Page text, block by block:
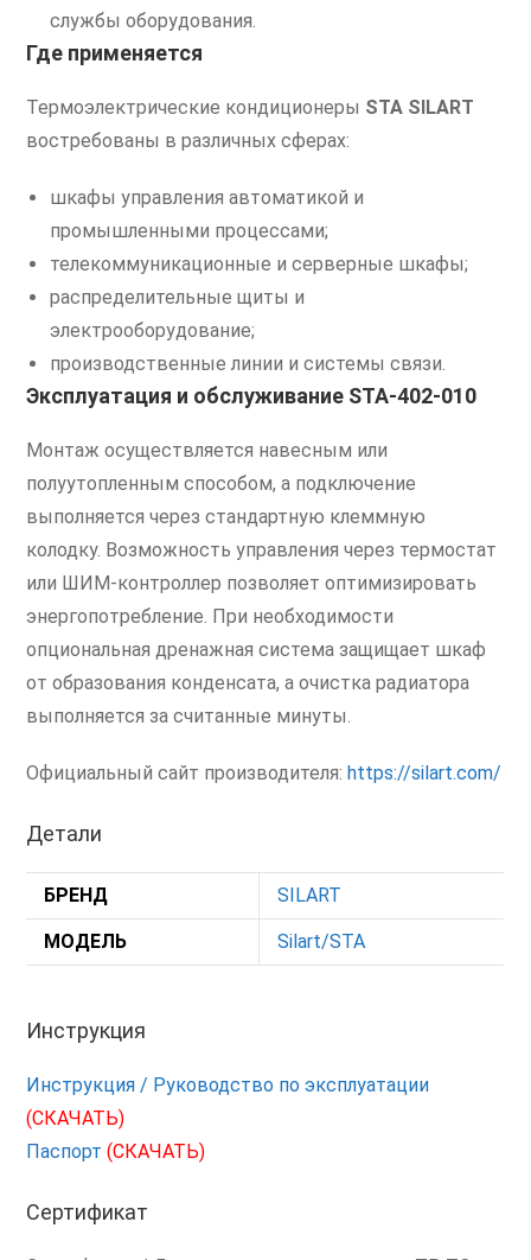
службы оборудования.
Где применяется
Термоэлектрические кондиционеры STA SILART
востребованы в различных сферах:
шкафы управления автоматикой и
промышленными процессами;
телекоммуникационные и серверные шкафы;
распределительные щиты и
электрооборудование;
производственные линии и системы связи.
Эксплуатация и обслуживание STA-402-010
Монтаж осуществляется навесным или
полуутопленным способом, а подключение
выполняется через стандартную клеммную
колодку. Возможность управления через термостат
или ШИМ-контроллер позволяет оптимизировать
энергопотребление. При необходимости
опциональная дренажная система защищает шкаф
от образования конденсата, а очистка радиатора
выполняется за считанные минуты.
Официальный сайт производителя:https://silart.com/
Детали
БРЕНД SILART
МОДЕЛЬ Silart/STA
Инструкция
Инструкция / Руководство по эксплуатации
(СКАЧАТЬ)
Паспорт(СКАЧАТЬ)
Сертификат